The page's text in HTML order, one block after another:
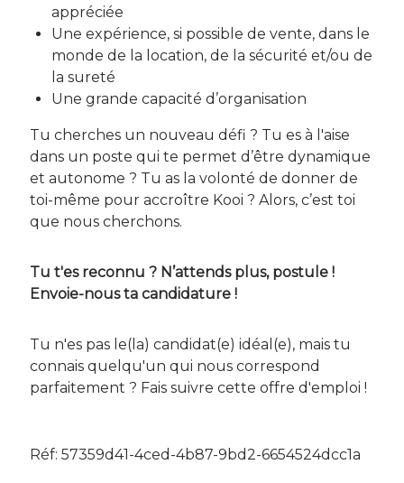
appréciée
Une expérience, si possible de vente, dans le
monde de la location, de la sécurité et/ou de
la sureté
Une grande capacité d’organisation
Tu cherches un nouveau défi ? Tu es à l'aise
dans un poste qui te permet d’être dynamique
et autonome ? Tu as la volonté de donner de
toi-même pour accroître Kooi ? Alors, c’est toi
que nous cherchons.
Tu t'es reconnu ? N’attends plus, postule !
Envoie-nous ta candidature !
Tu n'es pas le(la) candidat(e) idéal(e), mais tu
connais quelqu'un qui nous correspond
parfaitement ? Fais suivre cette offre d'emploi !
Réf: 57359d41-4ced-4b87-9bd2-6654524dcc1a